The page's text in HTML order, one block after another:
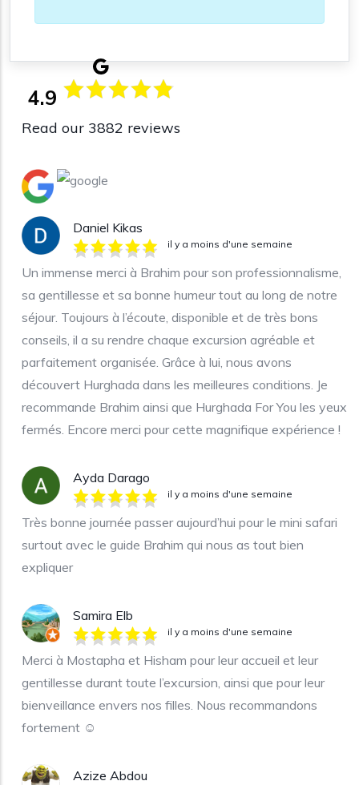
4.9
Read our 3882 reviews
Daniel Kikas
il y a moins d'une semaine
Un immense merci à Brahim pour son professionnalisme,
sa gentillesse et sa bonne humeur tout au long de notre
séjour. Toujours à l’écoute, disponible et de très bons
conseils, il a su rendre chaque excursion agréable et
parfaitement organisée. Grâce à lui, nous avons
découvert Hurghada dans les meilleures conditions. Je
recommande Brahim ainsi que Hurghada For You les yeux
fermés. Encore merci pour cette magnifique expérience !
Ayda Darago
il y a moins d'une semaine
Très bonne journée passer aujourd’hui pour le mini safari
surtout avec le guide Brahim qui nous as tout bien
expliquer
Samira Elb
il y a moins d'une semaine
Merci à Mostapha et Hisham pour leur accueil et leur
gentillesse durant toute l’excursion, ainsi que pour leur
bienveillance envers nos filles. Nous recommandons
fortement ☺️
Azize Abdou